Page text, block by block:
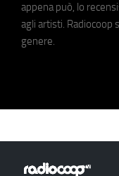
appena può, lo
agli artisti. Radiocoop
genere.